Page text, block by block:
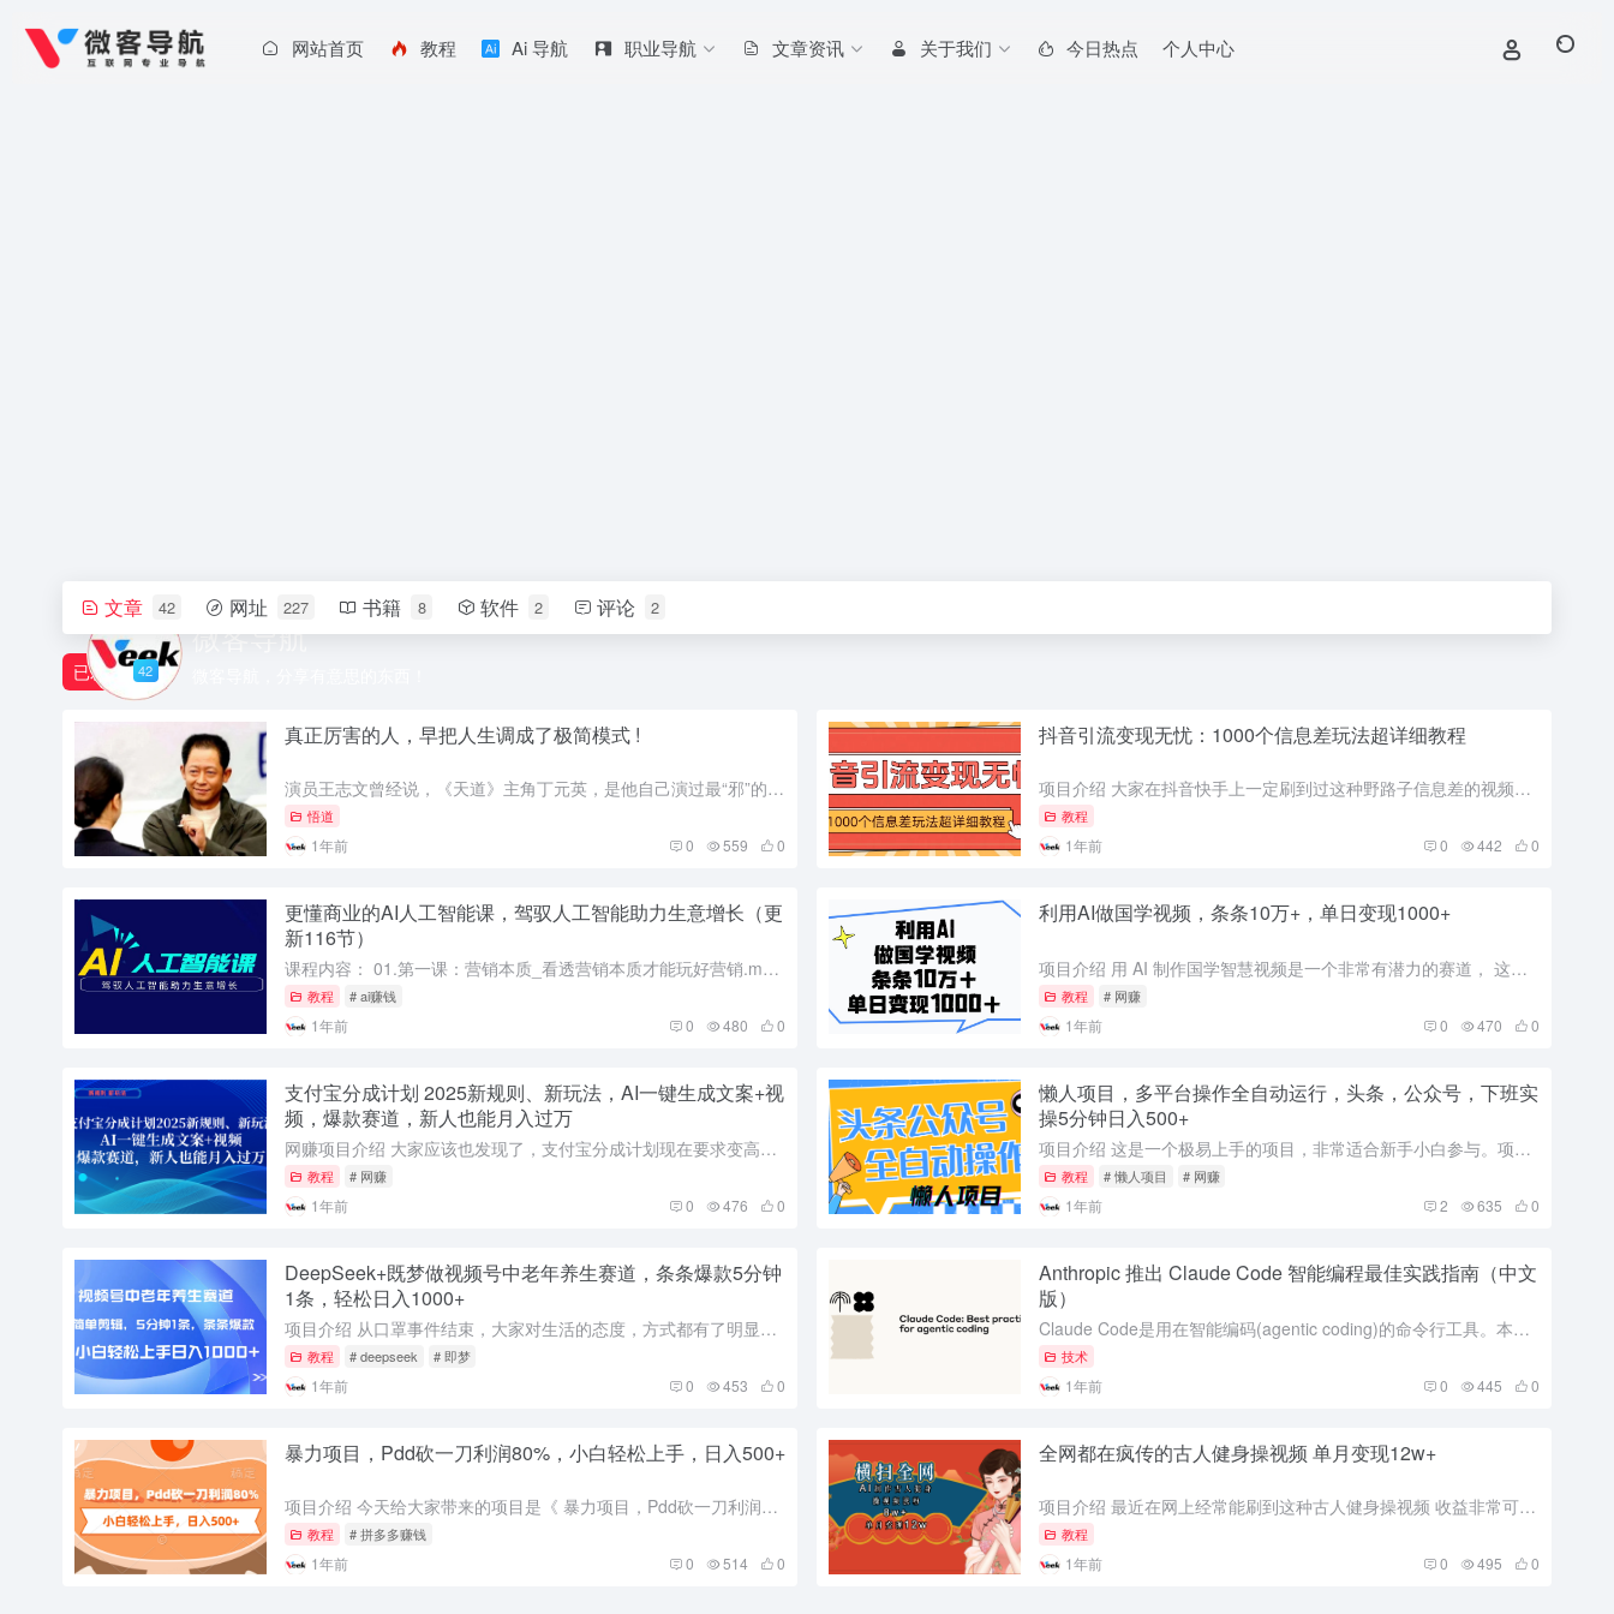
网站首页 教程 Ai 导航 职业导航 文章资讯 关于我们 今日热点 个人中心
微客导航
文章 42 网址 227 书籍 8 软件 2 评论 2
已发布 42
真正厉害的人，早把人生调成了极简模式 !
演员王志文曾经说，《天道》主角丁元英，是他自己演过最“邪”的人物之一，丁元英骨子里是个安静的人——三分静气，三分贵气，三分杀气，一分痞气。 清空自己，才能装更多的东西。 演员王志文曾经说，《天道》主角...
悟道
1年前 0 559 0
抖音引流变现无忧：1000个信息差玩法超详细教程
项目介绍 大家在抖音快手上一定刷到过这种野路子信息差的视频，这类视频的特点是涨粉快，导流到私域变现能力强，一天几千块钱的收入＋引流上百人。具有视觉冲击的背景图加上黑灰揭秘的文案，总是让人很上头，下面这...
教程
1年前 0 442 0
更懂商业的AI人工智能课，驾驭人工智能助力生意增长（更
新116节）
课程内容： 01.第一课：营销本质_看透营销本质才能玩好营销.mp4 02.第二课：营销引流_从快速粗暴提升销量讲引流方法论.mp4 03.第三课：营销数据_不讲大数据_只讲用小数据赚钱.mp4 04...
教程 # ai赚钱
1年前 0 480 0
利用AI做国学视频，条条10万+，单日变现1000+
项目介绍 用 AI 制作国学智慧视频是一个非常有潜力的赛道， 这种类型的文章、短视频长久不衰，打开某音搜索国学，满屏都是爆款国学视频， 其中蛮多都是AI制作的视频。利用国学视频快速起号，吸引一批对国学...
教程 # 网赚
1年前 0 470 0
支付宝分成计划 2025新规则、新玩法，AI一键生成文案+视
频，爆款赛道，新人也能月入过万
网赚项目介绍 大家应该也发现了，支付宝分成计划现在要求变高了，很多人加入不了，咱们现在通过新的方式去用AI生成作品，文案和视频都是当下热点，直接用AI一键生成，啥也不用管，无脑发就行了，然后用新方法来...
教程 # 网赚
1年前 0 476 0
懒人项目，多平台操作全自动运行，头条，公众号，下班实
操5分钟日入500+
项目介绍 这是一个极易上手的项目，非常适合新手小白参与。项目主要依托微信公众号和头条平台实现变现，其对应的收益来源分别是流量主广告以及阅读量所带来的收益。 具体操作十分简便，各位只需将我们精心产出的爆...
教程 # 懒人项目 # 网赚
1年前 2 635 0
DeepSeek+既梦做视频号中老年养生赛道，条条爆款5分钟
1条，轻松日入1000+
项目介绍 从口罩事件结束，大家对生活的态度，方式都有了明显的变化，特别是近几年频频爆出不少名人早早离世，经常让健康养生类话题成为人们的焦点，中式养生的热度也是迅速攀升，古风漫画的方式更是可以吸引到人们...
教程 # deepseek # 即梦
1年前 0 453 0
Anthropic 推出 Claude Code 智能编程最佳实践指南（中文
版）
Claude Code是用在智能编码(agentic coding)的命令行工具。本文涵盖了经过验证有效的技巧和方法，用于在各种代码库、语言和环境中使用Claude Code。 我们最近发布了Clau...
技术
1年前 0 445 0
暴力项目，Pdd砍一刀利润80%，小白轻松上手，日入500+
项目介绍 今天给大家带来的项目是《 暴力项目，Pdd砍一刀利润80%，小白轻松上手，日入500+》 ①此项目长期可做，门槛低，收入上限高，可以兼职，可以全职 ②一部手机就能做，不用电脑，自带流量，好成...
教程 # 拼多多赚钱
1年前 0 514 0
全网都在疯传的古人健身操视频 单月变现12w+
项目介绍 最近在网上经常能刷到这种古人健身操视频 收益非常可观单月涨粉8w+ 变现12w+ 课程目录 项目介绍 项目实操 项目变现
教程
1年前 0 495 0